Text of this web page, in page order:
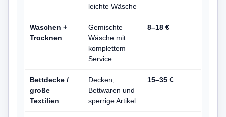
leichte Wäsche
Waschen +
Trocknen
Gemischte
Wäsche mit
komplettem
Service
8–18 €
Bettdecke /
große
Textilien
Decken,
Bettwaren und
sperrige Artikel
15–35 €